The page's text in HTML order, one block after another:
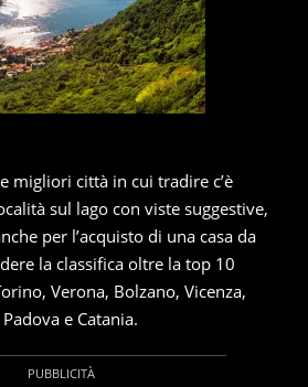
migliori città in cui tradire c’è
sul lago con viste suggestive,
per l’acquisto di una casa da
la classifica oltre la top 10
Verona, Bolzano, Vicenza,
e Catania.